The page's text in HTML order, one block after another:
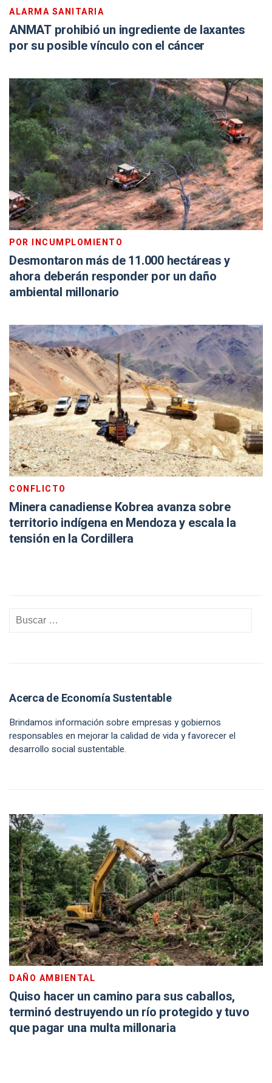
ALARMA SANITARIA
ANMAT prohibió un ingrediente de laxantes
por su posible vínculo con el cáncer
POR INCUMPLOMIENTO
Desmontaron más de 11.000 hectáreas y
ahora deberán responder por un daño
ambiental millonario
CONFLICTO
Minera canadiense Kobrea avanza sobre
territorio indígena en Mendoza y escala la
tensión en la Cordillera
Acerca de Economía Sustentable
Brindamos información sobre empresas y gobiernos
responsables en mejorar la calidad de vida y favorecer el
desarrollo social sustentable.
DAÑO AMBIENTAL
Quiso hacer un camino para sus caballos,
terminó destruyendo un río protegido y tuvo
que pagar una multa millonaria